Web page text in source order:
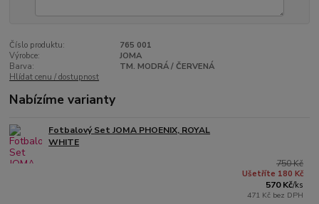
Číslo produktu:
765 001
Výrobce:
JOMA
Barva:
TM. MODRÁ / ČERVENÁ
Hlídat cenu / dostupnost
Nabízíme varianty
Fotbalový Set JOMA PHOENIX, ROYAL
WHITE
750 Kč
Ušetříte 180 Kč
570 Kč/ks
471 Kč bez DPH